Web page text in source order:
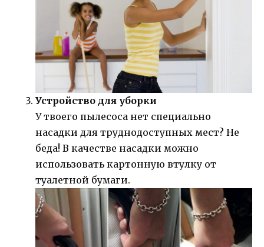
Устройство для уборки
У твоего пылесоса нет специально
насадки для труднодоступных мест? Не
беда! В качестве насадки можно
использовать картонную втулку от
туалетной бумаги.